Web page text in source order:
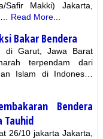
Safir Makki) Jakarta,
… Read More...
Bakar Bendera
di Garut, Jawa Barat
terpendam dari
Islam di Indones…
Bendera
Tauhid
26/10 jakarta Jakarta,